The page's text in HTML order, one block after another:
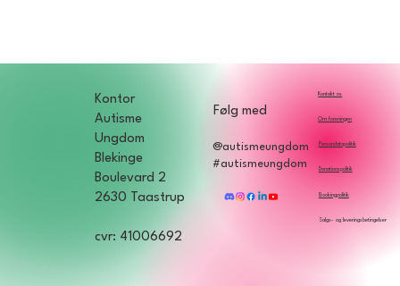
Kontor
Autisme
Ungdom
Blekinge
Boulevard 2
2630 Taastrup
cvr: 41006692
Følg med
@autismeungdom
#autismeungdom
Kontakt os
Om foreningen
Persondatapolitik
Donationspolitik
Bookingpolitik
Salgs- og leveringsbetingelser